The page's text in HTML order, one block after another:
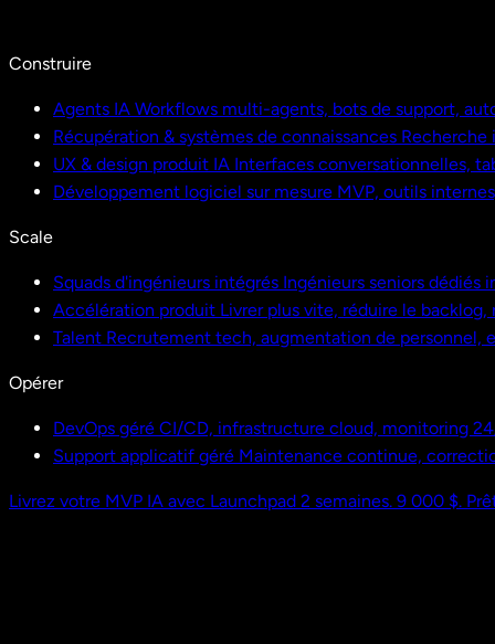
Construire
Agents IA Workflows multi-agents, bots de support,
Récupération & systèmes de connaissances Recherche
UX & design produit IA Interfaces conversationnelles,
Développement logiciel sur mesure MVP, outils
Scale
Squads d'ingénieurs intégrés Ingénieurs seniors dédiés
Accélération produit Livrer plus vite, réduire le
Talent Recrutement tech, augmentation de personnel,
Opérer
DevOps géré CI/CD, infrastructure cloud, monitoring
Support applicatif géré Maintenance continue,
Livrez votre MVP IA avec Launchpad 2 semaines. 9 000 $.